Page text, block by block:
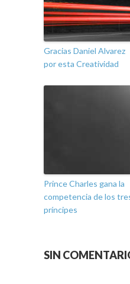
Gracias Daniel Alvarez
por esta Creatividad
Prince Charles gana la
competencia de los
príncipes
SIN